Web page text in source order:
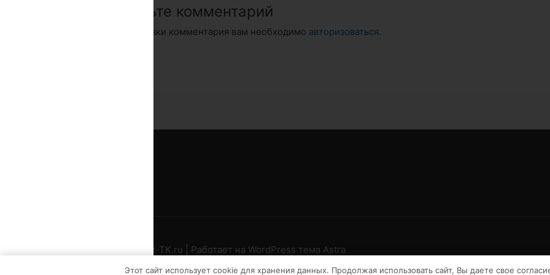
Оставьте комментарий
Для отправки комментария вам необходимо авторизоваться.
Favorit-TK.ru | Работает на WordPress тема Astra
Этот сайт использует cookie для хранения данных. Продолжая использовать сайт, Вы даете свое